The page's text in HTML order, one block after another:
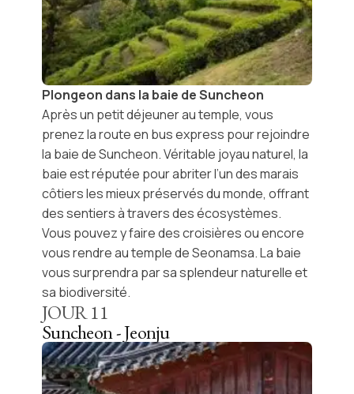
Plongeon dans la baie de Suncheon
Après un petit déjeuner au temple, vous
prenez la route en bus express pour rejoindre
la baie de Suncheon. Véritable joyau naturel, la
baie est réputée pour abriter l’un des marais
côtiers les mieux préservés du monde, offrant
des sentiers à travers des écosystèmes.
Vous pouvez y faire des croisières ou encore
vous rendre au temple deSeonamsa. La baie
vous surprendra par sa splendeur naturelle et
sa biodiversité.
JOUR11
Suncheon - Jeonju